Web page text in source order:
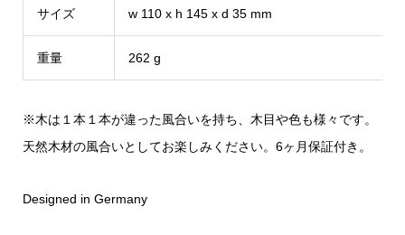
サイズ w 110 x h 145 x d 35 mm
重量 262 g
※木は１本１本が違った風合いを持ち、木目や色も様々です。
天然木材の風合いとしてお楽しみください。6ヶ月保証付き。
Designed in Germany